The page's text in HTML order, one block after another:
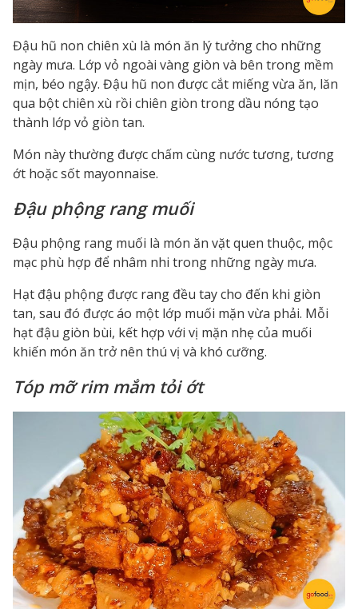
Đậu hũ non chiên xù là món ăn lý tưởng cho những
ngày mưa. Lớp vỏ ngoài vàng giòn và bên trong mềm
mịn, béo ngậy. Đậu hũ non được cắt miếng vừa ăn, lăn
qua bột chiên xù rồi chiên giòn trong dầu nóng tạo
thành lớp vỏ giòn tan.
Món này thường được chấm cùng nước tương, tương
ớt hoặc sốt mayonnaise.
Đậu phộng rang muối
Đậu phộng rang muối là món ăn vặt quen thuộc, mộc
mạc phù hợp để nhâm nhi trong những ngày mưa.
Hạt đậu phộng được rang đều tay cho đến khi giòn
tan, sau đó được áo một lớp muối mặn vừa phải. Mỗi
hạt đậu giòn bùi, kết hợp với vị mặn nhẹ của muối
khiến món ăn trở nên thú vị và khó cưỡng.
Tóp mỡ rim mắm tỏi ớt